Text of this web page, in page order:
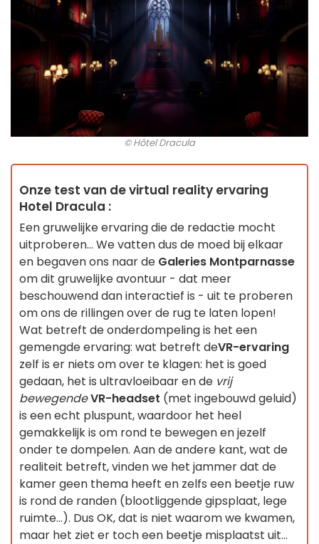
© Hôtel Dracula
Onze test van de virtual reality ervaring
Hotel Dracula :
Een gruwelijke ervaring die de redactie mocht
uitproberen... We vatten dus de moed bij elkaar
en begaven ons naar de Galeries Montparnasse
om dit gruwelijke avontuur - dat meer
beschouwend dan interactief is - uit te proberen
om ons de rillingen over de rug te laten lopen!
Wat betreft de onderdompeling is het een
gemengde ervaring: wat betreft deVR-ervaring
zelf is er niets om over te klagen: het is goed
gedaan, het is ultravloeibaar en de vrij
bewegendeVR-headset (met ingebouwd geluid)
is een echt pluspunt, waardoor het heel
gemakkelijk is om rond te bewegen en jezelf
onder te dompelen. Aan de andere kant, wat de
realiteit betreft, vinden we het jammer dat de
kamer geen thema heeft en zelfs een beetje ruw
is rond de randen (blootliggende gipsplaat, lege
ruimte...). Dus OK, dat is niet waarom we kwamen,
maar het ziet er toch een beetje misplaatst uit...